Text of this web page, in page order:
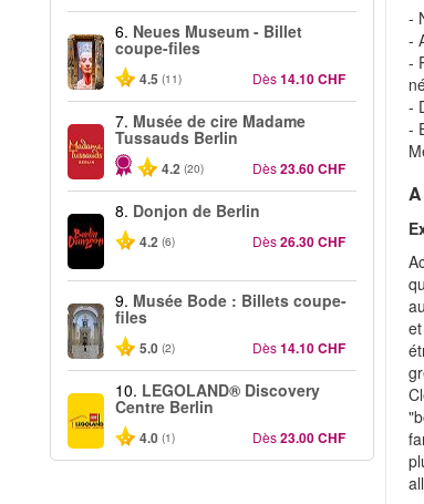
6. Neues Museum - Billet
coupe-files
4.5 (11) Dès14.10 CHF
7. Musée de cire Madame
Tussauds Berlin
4.2 (20) Dès23.60 CHF
8. Donjon de Berlin
4.2 (6) Dès26.30 CHF
9. Musée Bode : Billets coupe-
files
5.0 (2) Dès14.10 CHF
10. LEGOLAND® Discovery
Centre Berlin
4.0 (1) Dès23.00 CHF
-
-
-
-
-